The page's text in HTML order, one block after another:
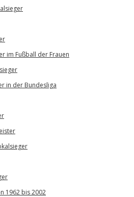
im Fußball der Frauen
in der Bundesliga
1962 bis 2002